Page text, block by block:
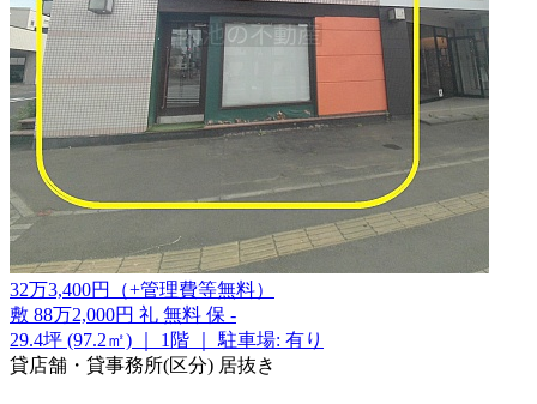
32万3,400円 （+管理費等無料）
敷 88万2,000円 礼 無料 保 -
29.4坪 (97.2㎡)
1階
駐車場: 有り
貸店舗・貸事務所(区分) 居抜き